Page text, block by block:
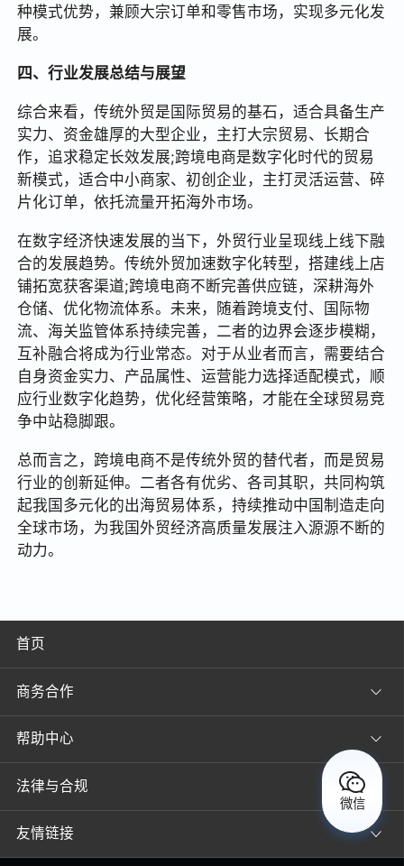
种模式优势，兼顾大宗订单和零售市场，实现多元化发
展。
四、行业发展总结与展望
综合来看，传统外贸是国际贸易的基石，适合具备生产
实力、资金雄厚的大型企业，主打大宗贸易、长期合
作，追求稳定长效发展;跨境电商是数字化时代的贸易
新模式，适合中小商家、初创企业，主打灵活运营、碎
片化订单，依托流量开拓海外市场。
在数字经济快速发展的当下，外贸行业呈现线上线下融
合的发展趋势。传统外贸加速数字化转型，搭建线上店
铺拓宽获客渠道;跨境电商不断完善供应链，深耕海外
仓储、优化物流体系。未来，随着跨境支付、国际物
流、海关监管体系持续完善，二者的边界会逐步模糊，
互补融合将成为行业常态。对于从业者而言，需要结合
自身资金实力、产品属性、运营能力选择适配模式，顺
应行业数字化趋势，优化经营策略，才能在全球贸易竞
争中站稳脚跟。
总而言之，跨境电商不是传统外贸的替代者，而是贸易
行业的创新延伸。二者各有优劣、各司其职，共同构筑
起我国多元化的出海贸易体系，持续推动中国制造走向
全球市场，为我国外贸经济高质量发展注入源源不断的
动力。
微信
首页
商务合作
帮助中心
法律与合规
友情链接